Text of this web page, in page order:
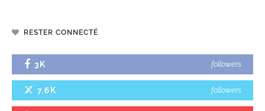
RESTER CONNECTÉ
3K followers
7.6K followers